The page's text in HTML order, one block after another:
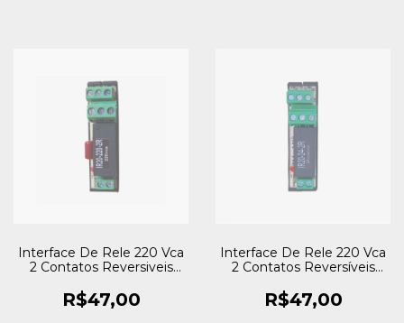
Interface De Rele 220 Vca
2 Contatos Reversiveis
R$47,00
Interface De Rele 220 Vca
2 Contatos Reversíveis
R$47,00